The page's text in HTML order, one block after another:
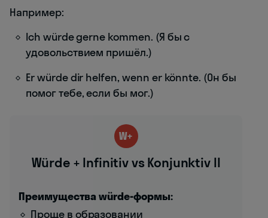
Например:
Ich würde gerne kommen. (Я бы с
удовольствием пришёл.)
Er würde dir helfen, wenn er könnte. (Он бы
помог тебе, если бы мог.)
W+
Würde + Infinitiv vs Konjunktiv II
Преимущества würde-формы:
Проще в образовании